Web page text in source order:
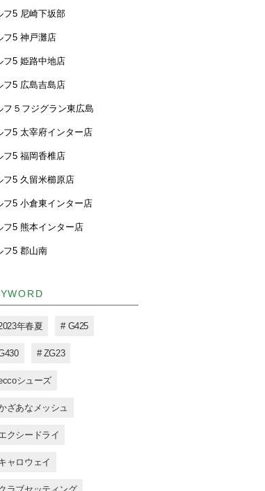
フ5 尼崎下坂部
フ5 神戸灘店
フ5 姫路中地店
フ5 広島吉島店
フ５フジグラン東広島
フ5 太宰府インター店
フ5 福岡香椎店
フ5 久留米櫛原店
フ5 小倉東インター店
フ5 熊本インター店
フ5 郡山南
年春夏 # G425
# ZG23
シューズ
ざあなメッシュ
クシードライ
ャロウェイ